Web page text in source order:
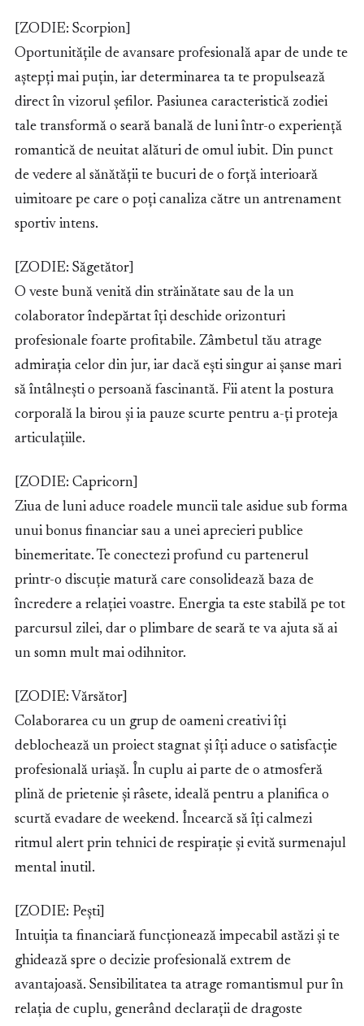
[ZODIE: Scorpion]
Oportunitățile de avansare profesională apar de unde te
aștepți mai puțin, iar determinarea ta te propulsează
direct în vizorul șefilor. Pasiunea caracteristică zodiei
tale transformă o seară banală de luni într-o experiență
romantică de neuitat alături de omul iubit. Din punct
de vedere al sănătății te bucuri de o forță interioară
uimitoare pe care o poți canaliza către un antrenament
sportiv intens.
[ZODIE: Săgetător]
O veste bună venită din străinătate sau de la un
colaborator îndepărtat îți deschide orizonturi
profesionale foarte profitabile. Zâmbetul tău atrage
admirația celor din jur, iar dacă ești singur ai șanse mari
să întâlnești o persoană fascinantă. Fii atent la postura
corporală la birou și ia pauze scurte pentru a-ți proteja
articulațiile.
[ZODIE: Capricorn]
Ziua de luni aduce roadele muncii tale asidue sub forma
unui bonus financiar sau a unei aprecieri publice
binemeritate. Te conectezi profund cu partenerul
printr-o discuție matură care consolidează baza de
încredere a relației voastre. Energia ta este stabilă pe tot
parcursul zilei, dar o plimbare de seară te va ajuta să ai
un somn mult mai odihnitor.
[ZODIE: Vărsător]
Colaborarea cu un grup de oameni creativi îți
deblochează un proiect stagnat și îți aduce o satisfacție
profesională uriașă. În cuplu ai parte de o atmosferă
plină de prietenie și râsete, ideală pentru a planifica o
scurtă evadare de weekend. Încearcă să îți calmezi
ritmul alert prin tehnici de respirație și evită surmenajul
mental inutil.
[ZODIE: Pești]
Intuiția ta financiară funcționează impecabil astăzi și te
ghidează spre o decizie profesională extrem de
avantajoasă. Sensibilitatea ta atrage romantismul pur în
relația de cuplu, generând declarații de dragoste